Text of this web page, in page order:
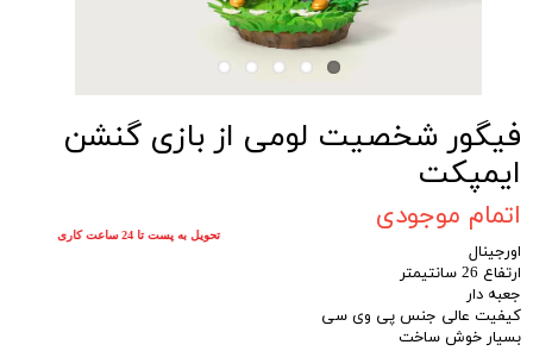
فیگور شخصیت لومی از بازی گنشن
ایمپکت
اتمام موجودی
اورجینال
ارتفاع 26 سانتیمتر
جعبه دار
کیفیت عالی جنس پی وی سی
بسیار خوش ساخت
تحویل به پست تا 24 ساعت کاری